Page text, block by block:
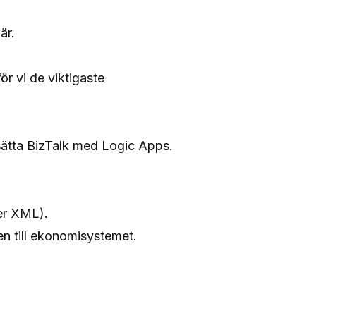
.
vi de viktigaste
BizTalk med Logic Apps.
XML).
till ekonomisystemet.